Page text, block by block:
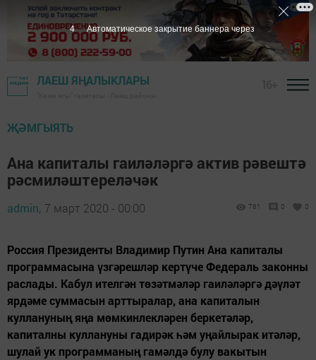
ЛАЕШ ЯҢАЛЫКЛАРЫ
ҖӘМГЫЯТЬ
Ана капиталы гаиләләргә актив рәвештә
рәсмиләштереләчәк
admin, 7 март 2020 - 00:00 761 0 0
Россия Президенты Владимир Путин Ана капиталы
программасына үзгәрешләр кертүче Федераль законны
раслады. Кабул ителгән төзәтмәләр гаиләләргә дәүләт
ярдәме суммасын арттыралар, ана капиталын
куллануның яңа мөмкинлекләрен беркетәләр,
капиталны куллануны гадирәк һәм уңайлырак итәләр,
шулай ук программаның гамәлдә булу вакытын
3 Автоматическое закрытие баннера через